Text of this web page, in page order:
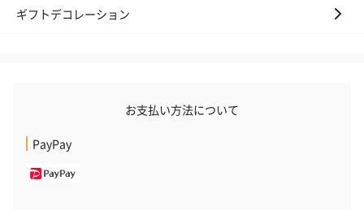
（660円）
です。
ギフトデコレーション
お支払い方法について
PayPay